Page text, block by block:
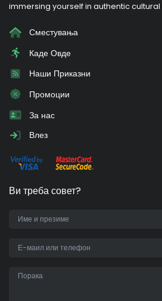
immersing yourself in authentic cultural
Сместувања
Каде Овде
Наши Приказни
Промоции
За нас
Влез
Ви треба совет?